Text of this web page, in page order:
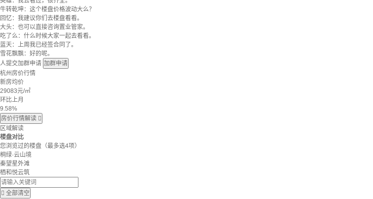
牛转乾坤：这个楼盘价格波动大么？
回忆：我建议你们去楼盘看看。
大头：也可以直接咨询置业管家。
吃了么：什么时候大家一起去看看。
蓝天：上周我已经签合同了。
雪花飘飘：好的呢。
人提交加群申请 加群申请
杭州房价行情
新房均价
29083元/㎡
环比上月
9.58%
房价行情解读 
区域解读
楼盘对比
您浏览过的楼盘 （最多选4项）
桐绿·云山境
秦望星外滩
栖和悦云筑
 全部清空